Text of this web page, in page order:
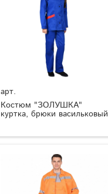
арт.
Костюм "ЗОЛУШКА"
куртка, брюки васильковый